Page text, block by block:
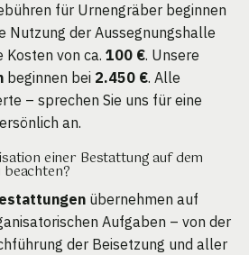
für Urnengräber beginnen
Nutzung der Aussegnungshalle
von ca. 100 €. Unsere
beginnen bei 2.450 €. Alle
– sprechen Sie uns für eine
an.
einer Bestattung auf dem
übernehmen auf
Aufgaben – von der
der Beisetzung und aller